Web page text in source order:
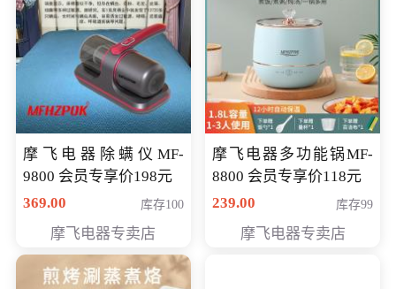
摩飞电器除螨仪MF-
9800 会员专享价198元
369.00
库存100
摩飞电器专卖店
摩飞电器多功能锅MF-
8800 会员专享价118元
239.00
库存99
摩飞电器专卖店